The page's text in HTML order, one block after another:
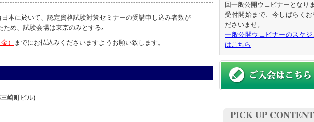
本に於いて、認定資格試験対策セミナーの受講申し込み者数が
ため、試験会場は東京のみとする｡
） までにお払込みくださいますようお願い致します。
崎町ビル)
回一般公開ウェビナーとなり
受付開始まで、今しばらくお
ださいませ。
一般公開ウェビナーのスケ
はこちら
PICK UP